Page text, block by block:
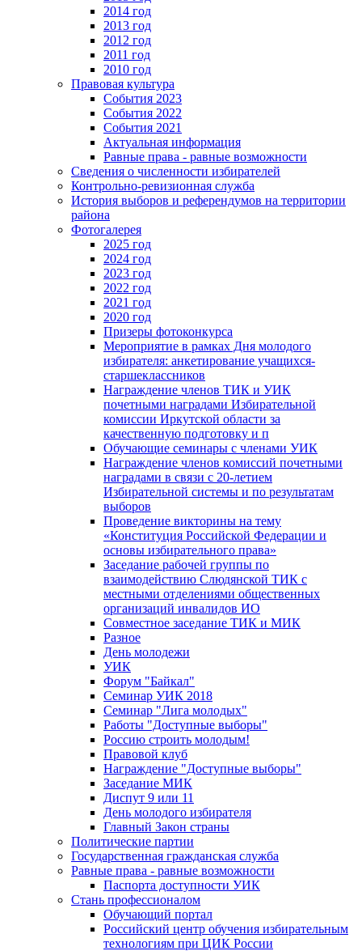
2014 год
2013 год
2012 год
2011 год
2010 год
Правовая культура
События 2023
События 2022
События 2021
Актуальная информация
Равные права - равные возможности
Сведения о численности избирателей
Контрольно-ревизионная служба
История выборов и референдумов на территории
района
Фотогалерея
2025 год
2024 год
2023 год
2022 год
2021 год
2020 год
Призеры фотоконкурса
Мероприятие в рамках Дня молодого
избирателя: анкетирование учащихся-
старшеклассников
Награждение членов ТИК и УИК
почетными наградами Избирательной
комиссии Иркутской области за
качественную подготовку и п
Обучающие семинары с членами УИК
Награждение членов комиссий почетными
наградами в связи с 20-летием
Избирательной системы и по результатам
выборов
Проведение викторины на тему
«Конституция Российской Федерации и
основы избирательного права»
Заседание рабочей группы по
взаимодействию Слюдянской ТИК с
местными отделениями общественных
организаций инвалидов ИО
Совместное заседание ТИК и МИК
Разное
День молодежи
УИК
Форум "Байкал"
Семинар УИК 2018
Семинар "Лига молодых"
Работы "Доступные выборы"
Россию строить молодым!
Правовой клуб
Награждение "Доступные выборы"
Заседание МИК
Диспут 9 или 11
День молодого избирателя
Главный Закон страны
Политические партии
Государственная гражданская служба
Равные права - равные возможности
Паспорта доступности УИК
Стань профессионалом
Обучающий портал
Российский центр обучения избирательным
технологиям при ЦИК России